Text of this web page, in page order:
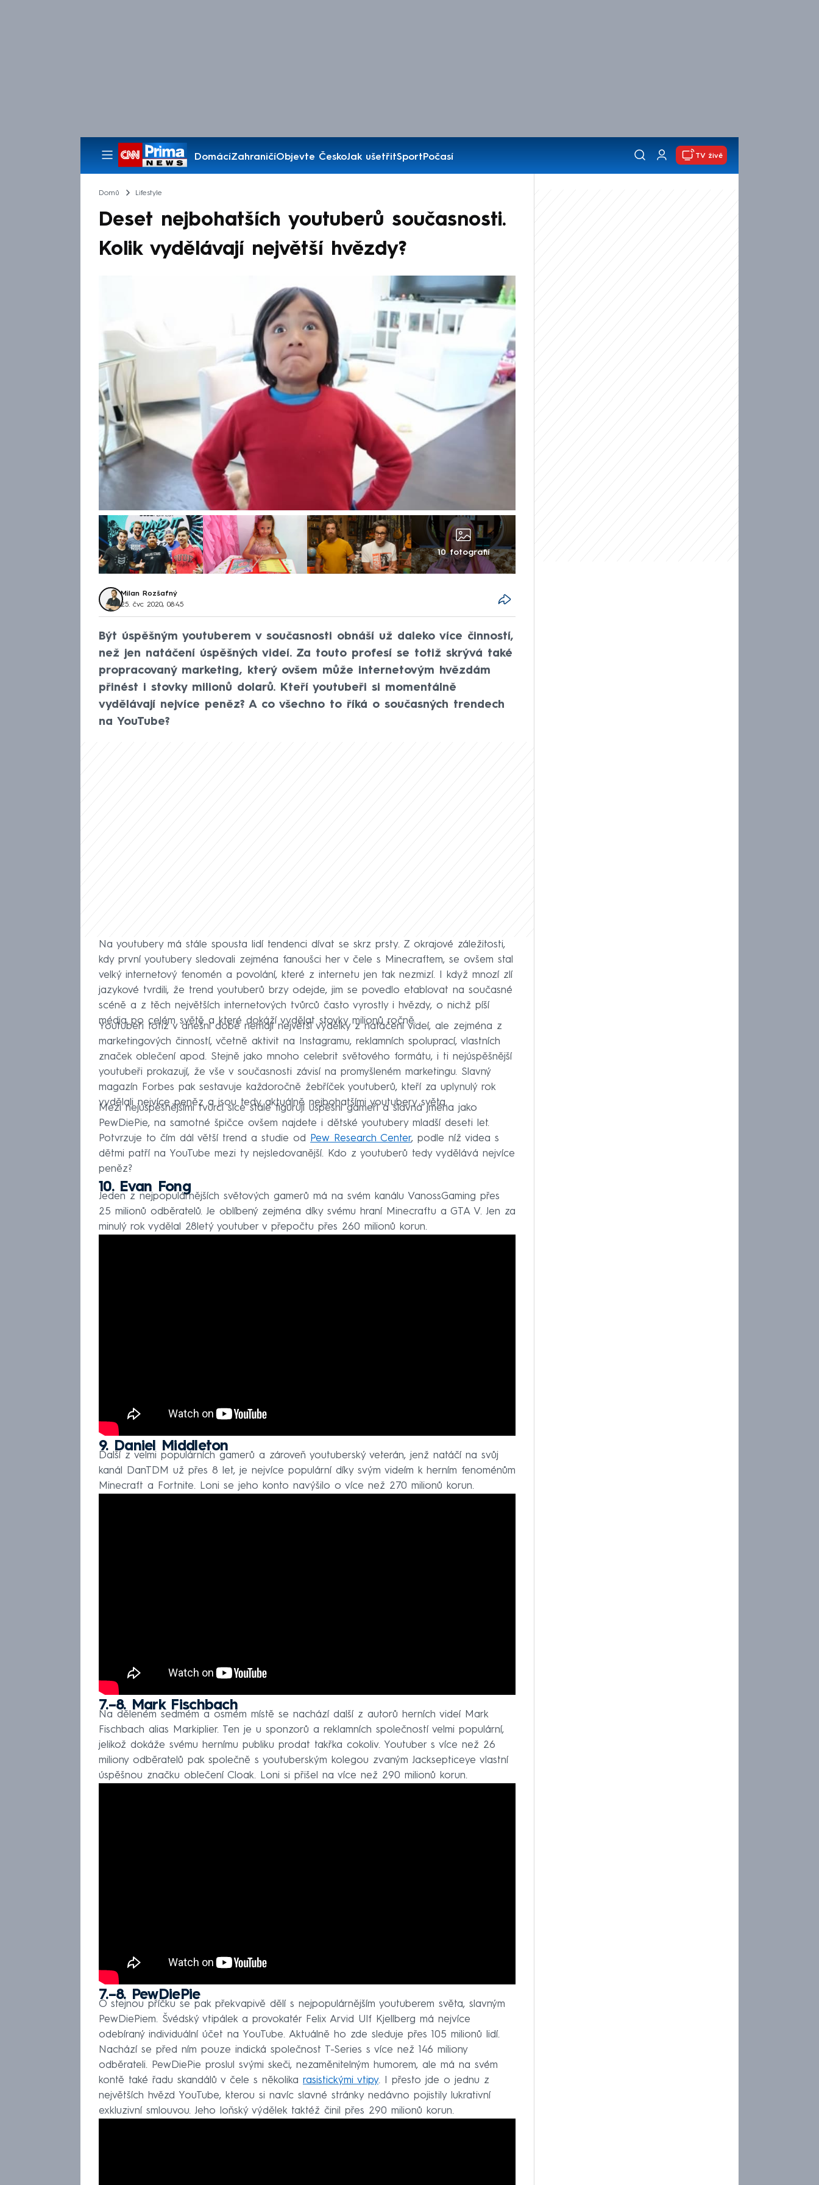
DomácíZahraničíObjevte ČeskoJak ušetřitSportPočasí
Pořady
TV živě
Domů Lifestyle
Deset nejbohatších youtuberů současnosti.
Kolik vydělávají největší hvězdy?
10 fotografií
Milan Rozšafný
25. čvc 2020, 08:45
Být úspěšným youtuberem v současnosti obnáší už daleko více činností,
než jen natáčení úspěšných videí. Za touto profesí se totiž skrývá také
propracovaný marketing, který ovšem může internetovým hvězdám
přinést i stovky milionů dolarů. Kteří youtubeři si momentálně
vydělávají nejvíce peněz? A co všechno to říká o současných trendech
na YouTube?
Na youtubery má stále spousta lidí tendenci dívat se skrz prsty. Z okrajové záležitosti,
kdy první youtubery sledovali zejména fanoušci her v čele s Minecraftem, se ovšem stal
velký internetový fenomén a povolání, které z internetu jen tak nezmizí. I když mnozí zlí
jazykové tvrdili, že trend youtuberů brzy odejde, jim se povedlo etablovat na současné
scéně a z těch největších internetových tvůrců často vyrostly i hvězdy, o nichž píší
média po celém světě a které dokáží vydělat stovky milionů ročně.
Youtubeři totiž v dnešní době nemají největší výdělky z natáčení videí, ale zejména z
marketingových činností, včetně aktivit na Instagramu, reklamních spoluprací, vlastních
značek oblečení apod. Stejně jako mnoho celebrit světového formátu, i ti nejúspěšnější
youtubeři prokazují, že vše v současnosti závisí na promyšleném marketingu. Slavný
magazín Forbes pak sestavuje každoročně žebříček youtuberů, kteří za uplynulý rok
vydělali nejvíce peněz a jsou tedy aktuálně nejbohatšími youtubery světa.
Mezi nejúspěšnějšími tvůrci sice stále figurují úspěšní gameři a slavná jména jako
PewDiePie, na samotné špičce ovšem najdete i dětské youtubery mladší deseti let.
Potvrzuje to čím dál větší trend a studie od
Pew Research Center, podle níž videa s
dětmi patří na YouTube mezi ty nejsledovanější. Kdo z youtuberů tedy vydělává nejvíce
peněz?
10. Evan Fong
Jeden z nejpopulárnějších světových gamerů má na svém kanálu VanossGaming přes
25 milionů odběratelů. Je oblíbený zejména díky svému hraní Minecraftu a GTA V. Jen za
minulý rok vydělal 28letý youtuber v přepočtu přes 260 milionů korun.
9. Daniel Middleton
Další z velmi populárních gamerů a zároveň youtuberský veterán, jenž natáčí na svůj
kanál DanTDM už přes 8 let, je nejvíce populární díky svým videím k herním fenoménům
Minecraft a Fortnite. Loni se jeho konto navýšilo o více než 270 milionů korun.
7.–8. Mark Fischbach
Na děleném sedmém a osmém místě se nachází další z autorů herních videí Mark
Fischbach alias Markiplier. Ten je u sponzorů a reklamních společností velmi populární,
jelikož dokáže svému hernímu publiku prodat takřka cokoliv. Youtuber s více než 26
miliony odběratelů pak společně s youtuberským kolegou zvaným Jacksepticeye vlastní
úspěšnou značku oblečení Cloak. Loni si přišel na více než 290 milionů korun.
7.–8. PewDiePie
O stejnou příčku se pak překvapivě dělí s nejpopulárnějším youtuberem světa, slavným
PewDiePiem. Švédský vtipálek a provokatér Felix Arvid Ulf Kjellberg má nejvíce
odebíraný individuální účet na YouTube. Aktuálně ho zde sleduje přes 105 milionů lidí.
Nachází se před ním pouze indická společnost T-Series s více než 146 miliony
odběrateli. PewDiePie proslul svými skeči, nezaměnitelným humorem, ale má na svém
kontě také řadu skandálů v čele s několika rasistickými vtipy. I přesto jde o jednu z
největších hvězd YouTube, kterou si navíc slavné stránky nedávno pojistily lukrativní
exkluzivní smlouvou. Jeho loňský výdělek taktéž činil přes 290 milionů korun.